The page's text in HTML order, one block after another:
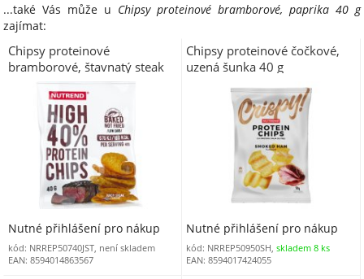
...také Vás může u Chipsy proteinové bramborové, paprika 40 g
zajímat:
Chipsy proteinové
bramborové, štavnatý steak
Nutné přihlášení pro nákup
kód: NRREP50740JST, není skladem
EAN: 8594014863567
Chipsy proteinové čočkové,
uzená šunka 40 g
Nutné přihlášení pro nákup
kód: NRREP50950SH,skladem 8 ks
EAN: 8594017424055